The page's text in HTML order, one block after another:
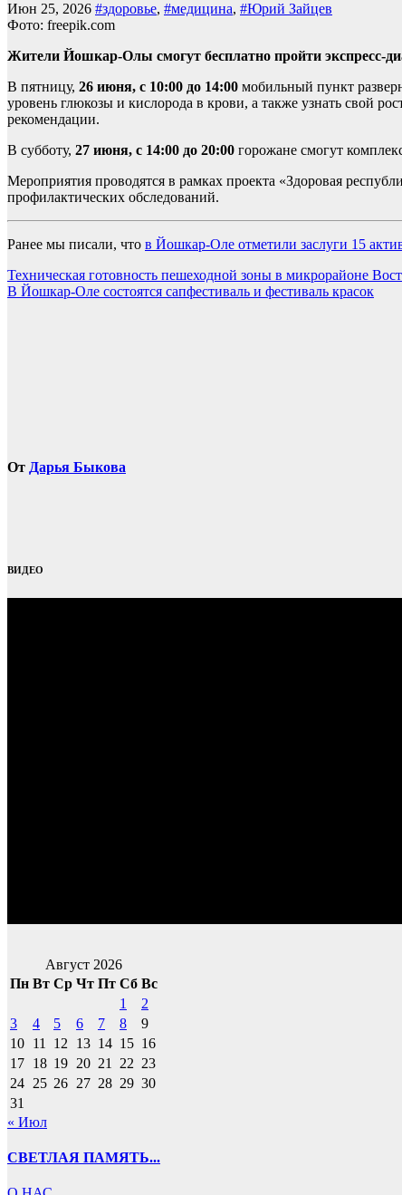
Июн 25, 2026 #здоровье, #медицина, #Юрий Зайцев
Фото: freepik.com
Жители Йошкар-Олы смогут бесплатно пройти экспресс-
В пятницу, 26 июня, с 10:00 до 14:00 мобильный пункт
уровень глюкозы и кислорода в крови, а также узнать свой
рекомендации.
В субботу, 27 июня, с 14:00 до 20:00 горожане смогут
Мероприятия проводятся в рамках проекта «Здоровая
профилактических обследований.
Ранее мы писали, что в Йошкар-Оле отметили заслуги 15
Навигация
по
Техническая готовность пешеходной зоны в микрорайоне
В Йошкар-Оле состоятся сапфестиваль и фестиваль красок
От Дарья Быкова
ВИДЕО
Август 2026
Пн Вт Ср Чт Пт Сб Вс
1
2
3
4 5 6 7 8
9
10 11 12 13 14 15 16
17 18 19 20 21 22 23
24 25 26 27 28 29 30
31
« Июл
СВЕТЛАЯ ПАМЯТЬ...